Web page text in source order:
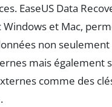
EaseUS Data
Windows et Mac,
non seulement
mais également
comme des